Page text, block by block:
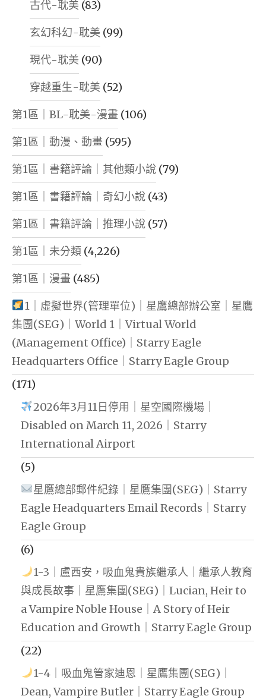
古代-耽美 (83)
玄幻科幻-耽美 (99)
現代-耽美 (90)
穿越重生-耽美 (52)
第1區｜BL-耽美-漫畫 (106)
第1區｜動漫、動畫 (595)
第1區｜書籍評論｜其他類小說 (79)
第1區｜書籍評論｜奇幻小說 (43)
第1區｜書籍評論｜推理小說 (57)
第1區｜未分類 (4,226)
第1區｜漫畫 (485)
1｜虛擬世界(管理單位)｜星鷹總部辦公室｜星鷹
集團(SEG)｜World 1｜Virtual World
(Management Office)｜Starry Eagle
Headquarters Office｜Starry Eagle Group
(171)
2026年3月11日停用｜星空國際機場｜
Disabled on March 11, 2026｜Starry
International Airport
(5)
星鷹總部郵件紀錄｜星鷹集團(SEG)｜Starry
Eagle Headquarters Email Records｜Starry
Eagle Group
(6)
1-3｜盧西安，吸血鬼貴族繼承人｜繼承人教育
與成長故事｜星鷹集團(SEG)｜Lucian, Heir to
a Vampire Noble House｜A Story of Heir
Education and Growth｜Starry Eagle Group
(22)
1-4｜吸血鬼管家迪恩｜星鷹集團(SEG)｜
Dean, Vampire Butler｜Starry Eagle Group